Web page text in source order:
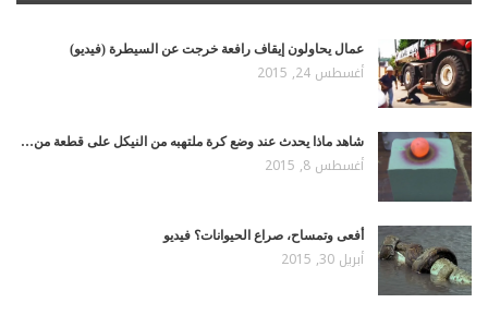
عمال يحاولون إيقاف رافعة خرجت عن السيطرة (فيديو)
أغسطس 24, 2015
شاهد ماذا يحدث عند وضع كرة ملتهبه من النيكل على قطعة من…
أغسطس 8, 2015
أفعى وتمساح، صراع الحيوانات؟ فيديو
أبريل 30, 2015